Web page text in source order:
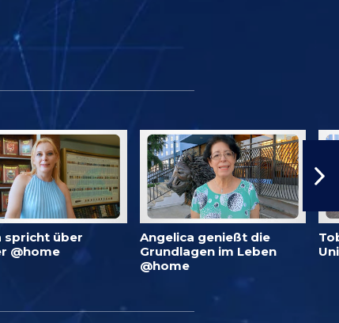
spricht über
@home
Angelica genießt die
Grundlagen im Leben
@home